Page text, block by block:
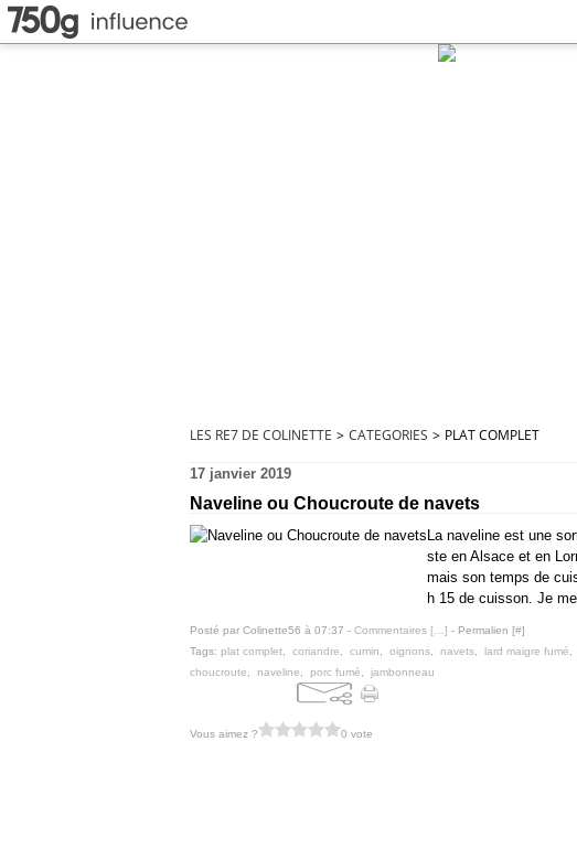
LES RE7 DE COLINETTE > CATEGORIES > PLAT COMPLET
17 janvier 2019
Naveline ou Choucroute de navets
La naveline est une
ste en Alsace et en
mais son temps de
h 15 de cuisson. Je
Posté par Colinette56 à 07:37 - Commentaires [ ] - Permalien [#]
Tags: plat complet coriandre cumin oignons navets lard maigre fumé
choucroute
naveline porc fumé jambonneau
Vous aimez ? 0 vote